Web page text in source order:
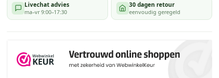
Livechat advies
ma–vr 9:00–17:30
30 dagen retour
eenvoudig geregeld